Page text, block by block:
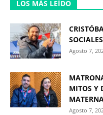
LOS MÁS LEÍDO
Agosto 7,
MITOS Y
Agosto 7,